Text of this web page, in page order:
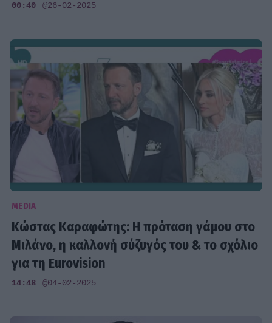
00:40 @26-02-2025
MEDIA
Κώστας Καραφώτης: Η πρόταση γάμου στο
Μιλάνο, η καλλονή σύζυγός του & το σχόλιο
για τη Eurovision
14:48 @04-02-2025